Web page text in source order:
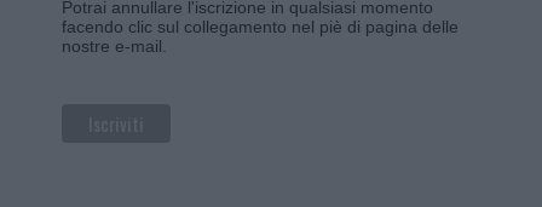
Potrai annullare l'iscrizione in qualsiasi momento
facendo clic sul collegamento nel piè di pagina delle
nostre e-mail.